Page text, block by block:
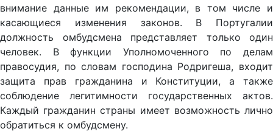
внимание данные им рекомендации, в том числе и
касающиеся изменения законов. В Португалии
должность омбудсмена представляет только один
человек. В функции Уполномоченного по делам
правосудия, по словам господина Родригеша, входит
защита прав гражданина и Конституции, а также
соблюдение легитимности государственных актов.
Каждый гражданин страны имеет возможность лично
обратиться к омбудсмену.